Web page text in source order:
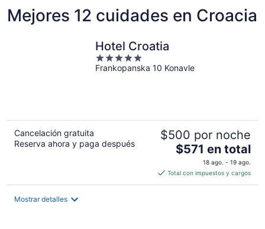
Mejores 12 cuidades en Croacia
Hotel Croatia
5
out
Frankopanska 10 Konavle
Cancelación gratuita
Reserva ahora y paga después
$500 por noche
El
precio
es
de
$571 en total
18 ago. - 19 ago.
Total con impuestos y cargos
Mostrar detalles